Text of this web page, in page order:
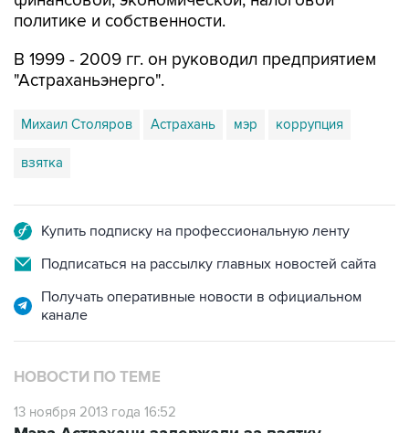
политике и собственности.
В 1999 - 2009 гг. он руководил предприятием
"Астраханьэнерго".
Михаил Столяров Астрахань мэр коррупция
взятка
Купить подписку на профессиональную ленту
Подписаться на рассылку главных новостей сайта
Получать оперативные новости в официальном
канале
НОВОСТИ ПО ТЕМЕ
13 ноября 2013 года 16:52